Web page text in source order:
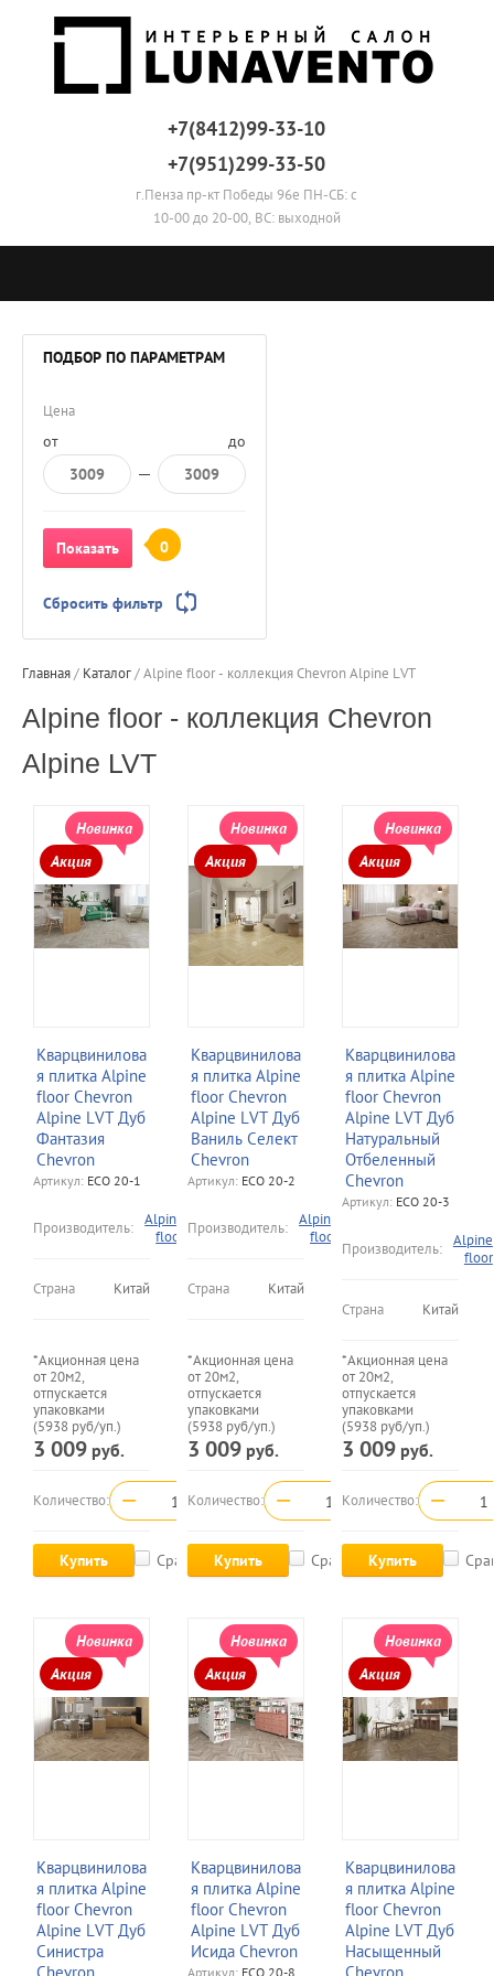
+7(8412)99-33-10
+7(951)299-33-50
г.Пенза пр-кт Победы 96е ПН-СБ: с
10-00 до 20-00, ВС: выходной
ПОДБОР ПО ПАРАМЕТРАМ
Цена
от до
Показать 0
Сбросить фильтр
Главная / Каталог / Alpine floor - коллекция Chevron Alpine LVT
Alpine floor - коллекция Chevron
Alpine LVT
Новинка
Акция
Кварцвинилова
я плитка Alpine
floor Chevron
Alpine LVT Дуб
Фантазия
Chevron
Артикул: ECO 20-1
Производитель:
Alpine
floor
Страна Китай
*Акционная цена
от 20м2,
отпускается
упаковками
(5938 руб/уп.)
3 009 руб.
Количество: − +
Купить Сравнить
Новинка
Акция
Кварцвинилова
я плитка Alpine
floor Chevron
Alpine LVT Дуб
Ваниль Селект
Chevron
Артикул: ECO 20-2
Производитель: Alpine
floor
Страна Китай
*Акционная цена
от 20м2,
отпускается
упаковками
(5938 руб/уп.)
3 009 руб.
Количество: − +
Купить Сравнить
Новинка
Акция
Кварцвинилова
я плитка Alpine
floor Chevron
Alpine LVT Дуб
Натуральный
Отбеленный
Chevron
Артикул:ECO 20-3
Производитель: Alpine
floor
Страна Китай
*Акционная цена
от 20м2,
отпускается
упаковками
(5938 руб/уп.)
3 009руб.
Количество: −
Купить
Новинка
Акция
Кварцвинилова
я плитка Alpine
floor Chevron
Alpine LVT Дуб
Синистра
Новинка
Акция
Кварцвинилова
я плитка Alpine
floor Chevron
Alpine LVT Дуб
Исида Chevron
Артикул: ECO 20-8
Новинка
Акция
Кварцвинилова
я плитка Alpine
floor Chevron
Alpine LVT Дуб
Насыщенный